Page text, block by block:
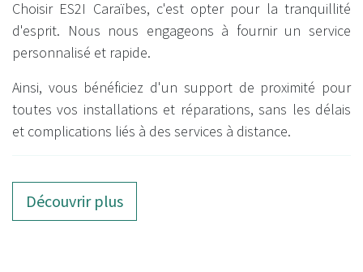
Choisir ES2I Caraïbes, c'est opter pour la tranquillité
d'esprit. Nous nous engageons à fournir un service
personnalisé et rapide.
Ainsi, vous bénéficiez d'un support de proximité pour
toutes vos installations et réparations, sans les délais
et complications liés à des services à distance.
Découvrir plus